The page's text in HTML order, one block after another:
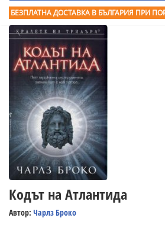
БЕЗПЛАТНА ДОСТАВКА В БЪЛГАРИЯ ПРИ
Кодът на Атлантида
Автор: Чарлз Броко